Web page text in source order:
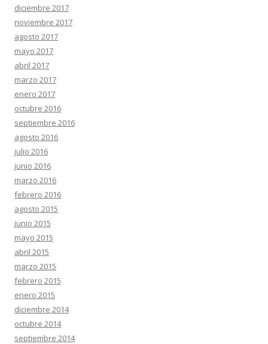
diciembre 2017
noviembre 2017
agosto 2017
mayo 2017
abril 2017
marzo 2017
enero 2017
octubre 2016
septiembre 2016
agosto 2016
julio 2016
junio 2016
marzo 2016
febrero 2016
agosto 2015
junio 2015
mayo 2015
abril 2015
marzo 2015
febrero 2015
enero 2015
diciembre 2014
octubre 2014
septiembre 2014